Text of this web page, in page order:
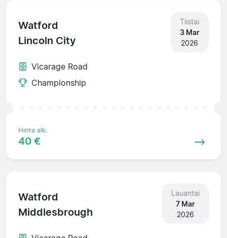
Watford
Lincoln City
Tiistai
3 Mar
2026
Vicarage Road
Championship
Hinta alk.
40 €
Watford
Middlesbrough
Lauantai
7 Mar
2026